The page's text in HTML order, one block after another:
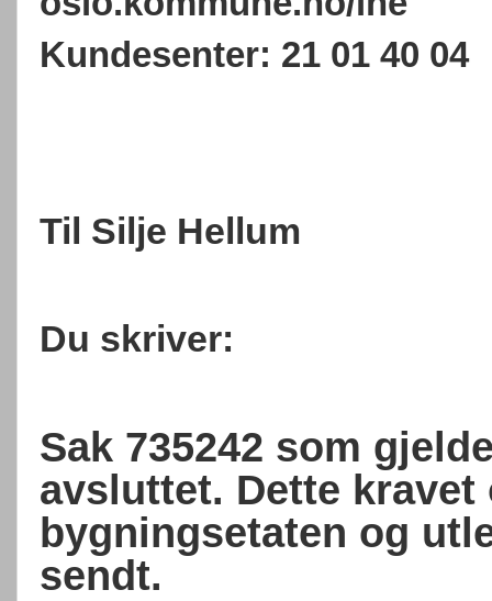
Kundesenter: 21 01 40 04
Til Silje Hellum
Du skriver:
Sak 735242 som
avsluttet. Dette
bygningsetaten og
sendt.